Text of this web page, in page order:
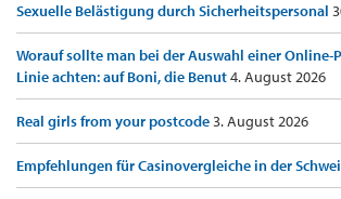
Sexuelle Belästigung durch Sicherheitspersonal
Worauf sollte man bei der Auswahl einer
Linie achten: auf Boni, die Benut4. August 2026
Real girls from your postcode3. August 2026
Empfehlungen für Casinovergleiche in der